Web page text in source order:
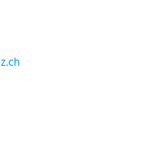
zch